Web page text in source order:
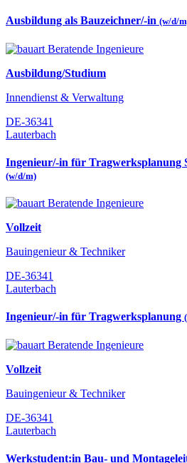
Ausbildung als Bauzeichner/-in (w/d/
Ausbildung/Studium
Innendienst & Verwaltung
DE-36341
Lauterbach
Ingenieur/-in für Tragwerksplanung
(w/d/m)
Vollzeit
Bauingenieur & Techniker
DE-36341
Lauterbach
Ingenieur/-in für Tragwerksplanung
Vollzeit
Bauingenieur & Techniker
DE-36341
Lauterbach
Werkstudent:in Bau- und